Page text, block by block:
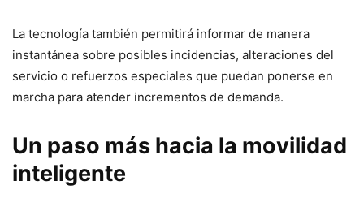
La tecnología también permitirá informar de manera
instantánea sobre posibles incidencias, alteraciones del
servicio o refuerzos especiales que puedan ponerse en
marcha para atender incrementos de demanda.
Un paso más hacia la movilidad
inteligente